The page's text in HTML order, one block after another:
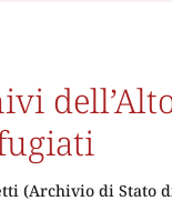
(Archivio di Stato